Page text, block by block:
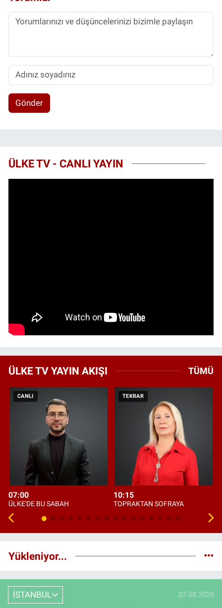
Gönder
ÜLKE TV - CANLI YAYIN
ÜLKE TV YAYIN AKIŞI TÜMÜ
CANLI
07:00
ÜLKE'DE BU SABAH
TEKRAR
10:15
TOPRAKTAN SOFRAYA
Yükleniyor...
İSTANBUL 07.08.2026